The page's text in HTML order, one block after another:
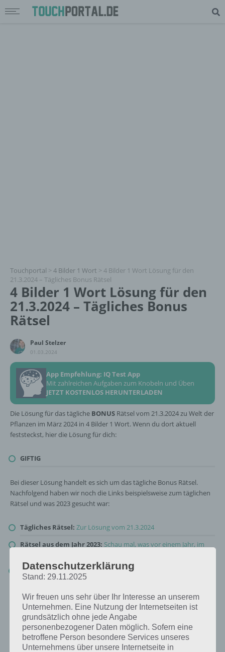
Touchportal > 4 Bilder 1 Wort > 4 Bilder 1 Wort Lösung für den
21.3.2024 – Tägliches Bonus Rätsel
4 Bilder 1 Wort Lösung für den
21.3.2024 – Tägliches Bonus
Rätsel
Paul Stelzer
01.03.2024
App Empfehlung: IQ Test App
Mit zahlreichen Aufgaben zum Knobeln und Üben
JETZT KOSTENLOS HERUNTERLADEN
Die Lösung für das tägliche BONUS Rätsel vom 21.3.2024 zu Welt der
Pflanzen im März 2024 in 4 Bilder 1 Wort. Wenn du dort aktuell
feststeckst, hier die Lösung für dich:
GIFTIG
Bei dieser Lösung handelt es sich um das tägliche Bonus Rätsel.
Nachfolgend haben wir noch die Links beispielsweise zum täglichen
Rätsel und was 2023 gesucht war:
Tägliches Rätsel: Zur Lösung vom 21.3.2024
Rätsel aus dem Jahr 2023: Schau mal, was vor einem Jahr, im
Zur Übersicht:4 Bilder 1 Wort Lösungen zu Welt der Pflanzen im
März 2024!
Datenschutzerklärung
Stand: 29.11.2025
Wir freuen uns sehr über Ihr Interesse an unserem
Unternehmen. Eine Nutzung der Internetseiten ist
grundsätzlich ohne jede Angabe
personenbezogener Daten möglich. Sofern eine
betroffene Person besondere Services unseres
Unternehmens über unsere Internetseite in